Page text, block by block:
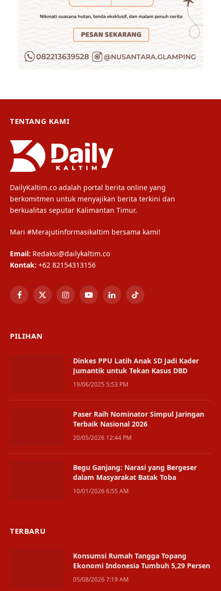
TENTANG KAMI
DailyKaltim.co adalah portal berita online yang
berkomitmen untuk menyajikan berita terkini dan
berkualitas seputar Kalimantan Timur.
Mari #Merajutinformasikaltim bersama kami!
Email: Redaksi@dailykaltim.co
Kontak: +62 82154313156
Facebook
X
InstagramYouTubeLinkedInTikTok
PILIHAN
Dinkes PPU Latih Anak SD Jadi Kader
Jumantik untuk Tekan Kasus DBD
19/06/2025 5:53 PM
Paser Raih Nominator Simpul Jaringan
Terbaik Nasional 2026
20/05/2026 12:44 PM
Begu Ganjang: Narasi yang Bergeser
dalam Masyarakat Batak Toba
10/01/2026 6:55 AM
TERBARU
Konsumsi Rumah Tangga Topang
Ekonomi Indonesia Tumbuh 5,29 Persen
05/08/2026 7:19 AM